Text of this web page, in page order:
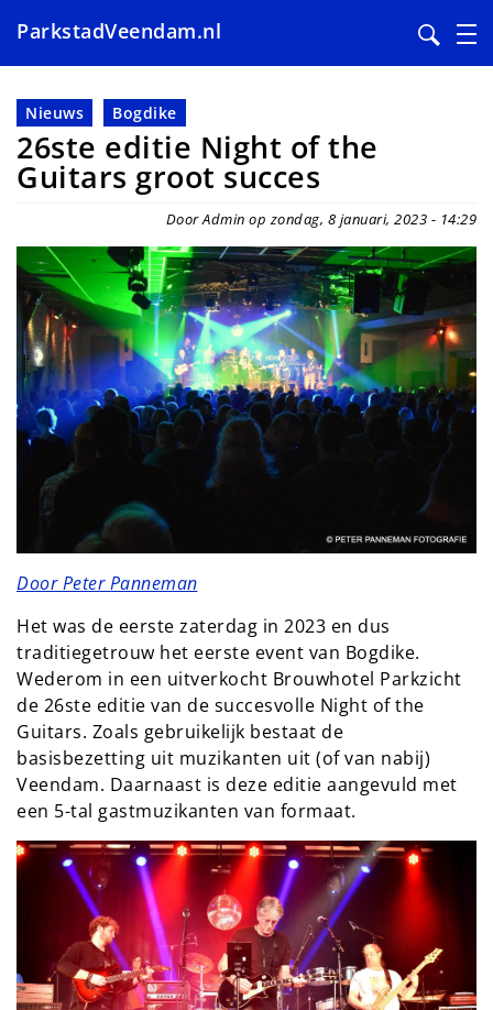
en
naar
de
inhoud
ParkstadVeendam.nl
Nieuws Bogdike
26ste editie Night of the
Guitars groot succes
Door Admin op zondag, 8 januari, 2023 - 14:29
Door Peter Panneman
Het was de eerste zaterdag in 2023 en dus
traditiegetrouw het eerste event van Bogdike.
Wederom in een uitverkocht Brouwhotel Parkzicht
de 26ste editie van de succesvolle Night of the
Guitars. Zoals gebruikelijk bestaat de
basisbezetting uit muzikanten uit (of van nabij)
Veendam. Daarnaast is deze editie aangevuld met
een 5-tal gastmuzikanten van formaat.